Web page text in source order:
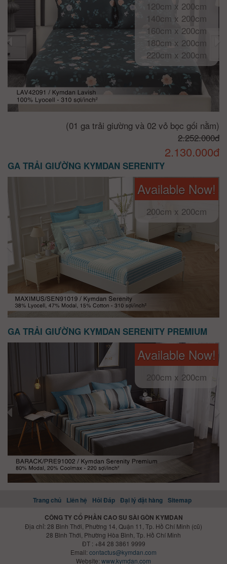
120cm x 200cm
140cm x 200cm
160cm x 200cm
180cm x 200cm
220cm x 200cm
(01 ga trải giường và 02 vỏ bọc gối nằm)
2.252.000đ
2.130.000đ
GA TRẢI GIƯỜNG KYMDAN SERENITY
Available Now!
200cm x 200cm
GA TRẢI GIƯỜNG KYMDAN SERENITY PREMIUM
Available Now!
200cm x 200cm
Trang chủ Liên hệ Hỏi Đáp Đại lý đặt hàng Sitemap
CÔNG TY CỔ PHẦN CAO SU SÀI GÒN KYMDAN
Địa chỉ: 28 Bình Thới, Phường 14, Quận 11, Tp. Hồ Chí Minh (cũ)
28 Bình Thới, Phường Hòa Bình, Tp. Hồ Chí Minh
ĐT : +84 28 3861 9999
Email: contactus@kymdan.com
Website: www.kymdan.com